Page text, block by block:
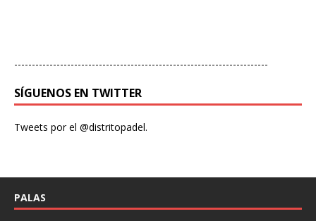
------------------------------------------------------------------------
SÍGUENOS EN TWITTER
Tweets por el @distritopadel.
PALAS